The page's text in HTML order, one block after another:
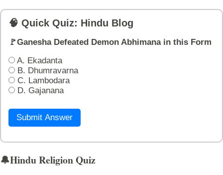
🧠 Quick Quiz: Hindu Blog
🚩Ganesha Defeated Demon Abhimana in this Form
A. Ekadanta
B. Dhumravarna
C. Lambodara
D. Gajanana
Submit Answer
🔔Hindu Religion Quiz